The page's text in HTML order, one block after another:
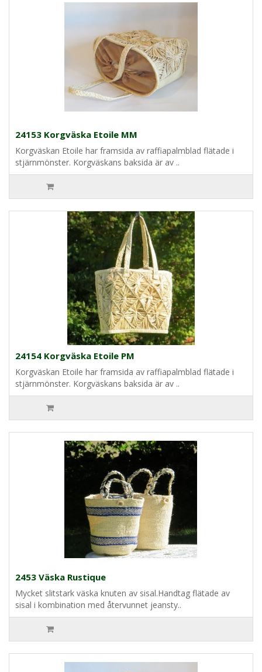
24153 Korgväska Etoile MM
Korgväskan Etoile har framsida av raffiapalmblad flätade i
stjärnmönster. Korgväskans baksida är av ..
24154 Korgväska Etoile PM
Korgväskan Etoile har framsida av raffiapalmblad flätade i
stjärnmönster. Korgväskans baksida är av ..
2453 Väska Rustique
Mycket slitstark väska knuten av sisal.Handtag flätade av
sisal i kombination med återvunnet jeansty..